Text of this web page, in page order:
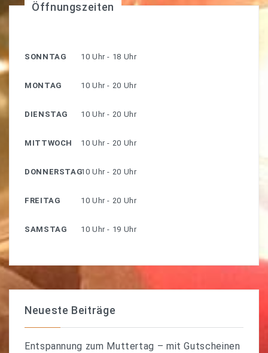
Öffnungszeiten
SONNTAG 10 Uhr - 18 Uhr
MONTAG 10 Uhr - 20 Uhr
DIENSTAG 10 Uhr - 20 Uhr
MITTWOCH 10 Uhr - 20 Uhr
DONNERSTAG10 Uhr - 20 Uhr
FREITAG 10 Uhr - 20 Uhr
SAMSTAG 10 Uhr - 19 Uhr
Neueste Beiträge
Entspannung zum Muttertag – mit Gutscheinen